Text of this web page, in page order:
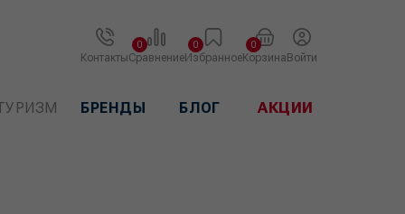
КонтактыСравнение
0
Избранное
0
Корзина
0
Войти
БРЕНДЫ БЛОГ АКЦИИ